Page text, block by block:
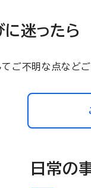
迷ったら
ご不明な点など
日常の